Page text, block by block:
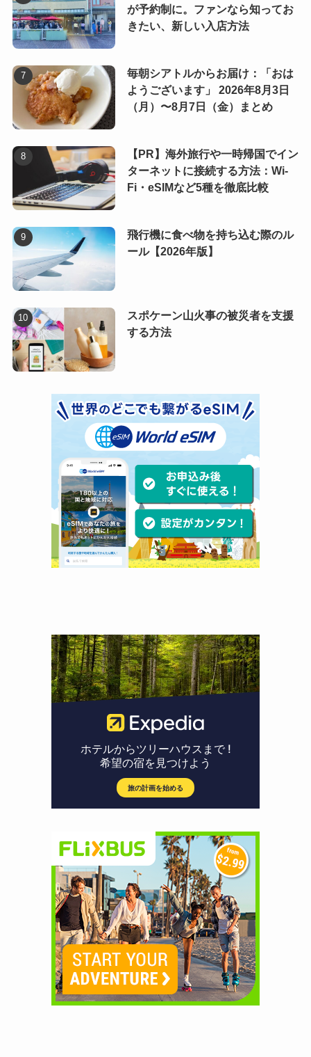
が予約制に。ファンなら知ってお
きたい、新しい入店方法
毎朝シアトルからお届け：「おは
ようございます」 2026年8月3日
（月）〜8月7日（金）まとめ
【PR】海外旅行や一時帰国でイン
ターネットに接続する方法：Wi-
Fi・eSIMなど5種を徹底比較
飛行機に食べ物を持ち込む際のル
ール【2026年版】
スポケーン山火事の被災者を支援
する方法